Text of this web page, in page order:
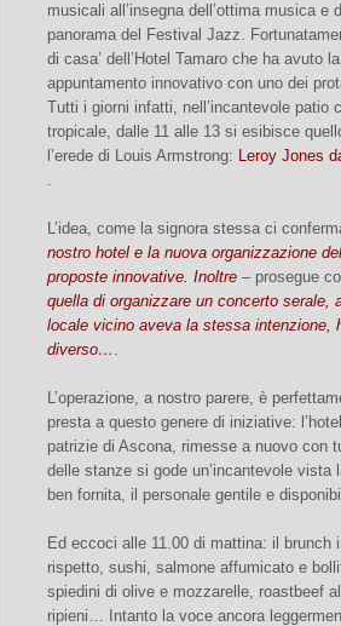
musicali all’insegna dell’ottima musica e
panorama del Festival Jazz.
di casa’ dell’Hotel Tamaro che ha avuto
appuntamento innovativo con uno dei
Tutti i giorni infatti, nell’incantevole patio
tropicale, dalle 11 alle 13 si esibisce
l’erede di Louis Armstrong: Leroy Jones
.
L’idea, come la signora stessa ci
nostro hotel e la nuova organizzazione
proposte innovative. Inoltre – prosegue
quella di organizzare un concerto
locale vicino aveva la stessa intenzione,
diverso… .
L’operazione, a nostro parere, è
presta a questo genere di iniziative:
patrizie di Ascona, rimesse a nuovo con
delle stanze si gode un’incantevole
ben fornita, il personale gentile e
Ed eccoci alle 11.00 di mattina: il
rispetto, sushi, salmone affumicato e
spiedini di olive e mozzarelle, roastbeef
ripieni… Intanto la voce ancora